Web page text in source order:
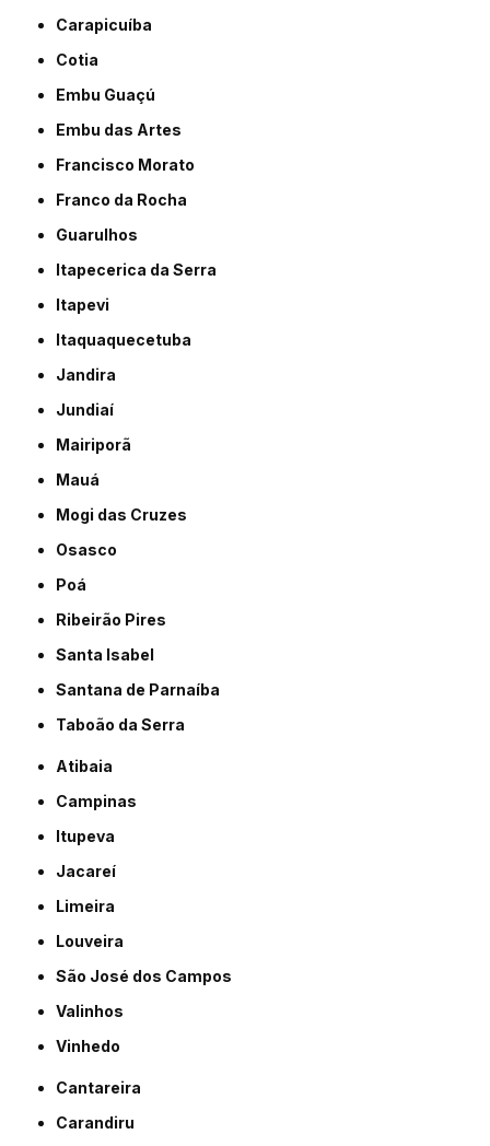
Carapicuíba
Cotia
Embu Guaçú
Embu das Artes
Francisco Morato
Franco da Rocha
Guarulhos
Itapecerica da Serra
Itapevi
Itaquaquecetuba
Jandira
Jundiaí
Mairiporã
Mauá
Mogi das Cruzes
Osasco
Poá
Ribeirão Pires
Santa Isabel
Santana de Parnaíba
Taboão da Serra
Atibaia
Campinas
Itupeva
Jacareí
Limeira
Louveira
São José dos Campos
Valinhos
Vinhedo
Cantareira
Carandiru